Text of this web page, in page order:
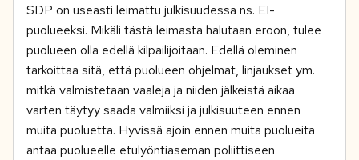
SDP on useasti leimattu julkisuudessa ns. EI-
puolueeksi. Mikäli tästä leimasta halutaan eroon, tulee
puolueen olla edellä kilpailijoitaan. Edellä oleminen
tarkoittaa sitä, että puolueen ohjelmat, linjaukset ym.
mitkä valmistetaan vaaleja ja niiden jälkeistä aikaa
varten täytyy saada valmiiksi ja julkisuuteen ennen
muita puoluetta. Hyvissä ajoin ennen muita puolueita
antaa puolueelle etulyöntiaseman poliittiseen